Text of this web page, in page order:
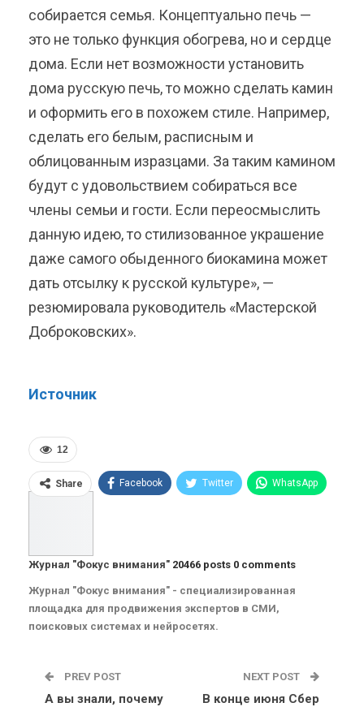
собирается семья. Концептуально печь —
это не только функция обогрева, но и сердце
дома. Если нет возможности установить
дома русскую печь, то можно сделать камин
и оформить его в похожем стиле. Например,
сделать его белым, расписным и
облицованным изразцами. За таким камином
будут с удовольствием собираться все
члены семьи и гости. Если переосмыслить
данную идею, то стилизованное украшение
даже самого обыденного биокамина может
дать отсылку к русской культуре», —
резюмировала руководитель «Мастерской
Доброковских».
Источник
12
Share Facebook Twitter WhatsApp
Журнал "Фокус внимания" 20466 posts 0 comments
Журнал "Фокус внимания" - специализированная
площадка для продвижения экспертов в СМИ,
поисковых системах и нейросетях.
PREV POST
А вы знали, почему
NEXT POST
В конце июня Сбер